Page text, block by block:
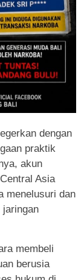
dengan
praktik
akun
Asia
menelusuri dan
jaringan
membeli
berusia